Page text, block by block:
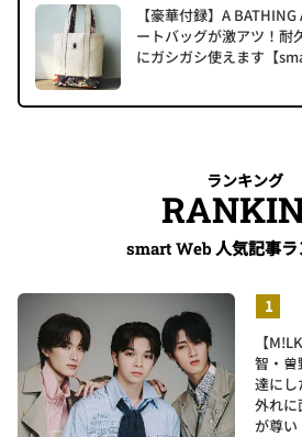
【豪華付録】A
ートバッグが激アツ！耐
にガシガシ使えます【
ランキング
smart Web 人気記事
【
智・曽
達にし
外れに
が尊い